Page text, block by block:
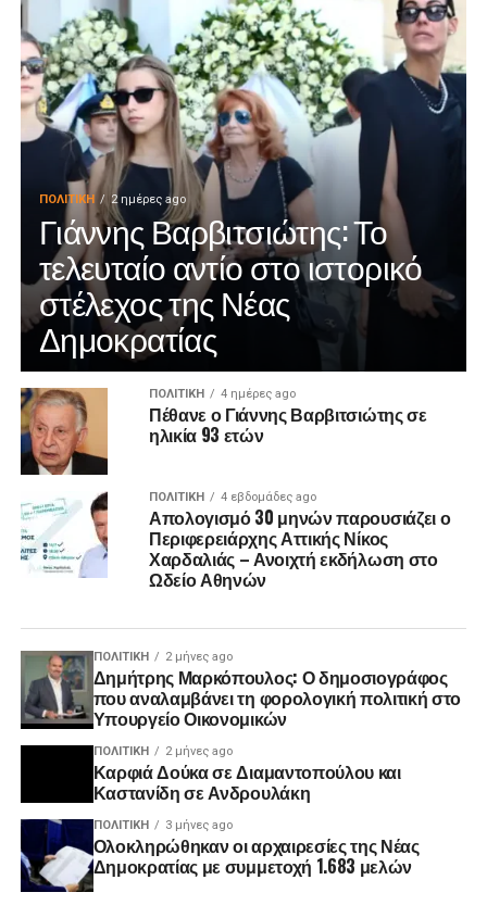
ΠΟΛΙΤΙΚΉ 2 ημέρες ago
Γιάννης Βαρβιτσιώτης: Το
τελευταίο αντίο στο ιστορικό
στέλεχος της Νέας
Δημοκρατίας
ΠΟΛΙΤΙΚΉ 4 ημέρες ago
Πέθανε ο Γιάννης Βαρβιτσιώτης σε
ηλικία 93 ετών
ΠΟΛΙΤΙΚΉ 4 εβδομάδες ago
Απολογισμό 30 μηνών παρουσιάζει ο
Περιφερειάρχης Αττικής Νίκος
Χαρδαλιάς – Ανοιχτή εκδήλωση στο
Ωδείο Αθηνών
ΠΟΛΙΤΙΚΉ 2 μήνες ago
Δημήτρης Μαρκόπουλος: Ο δημοσιογράφος
που αναλαμβάνει τη φορολογική πολιτική στο
Υπουργείο Οικονομικών
ΠΟΛΙΤΙΚΉ 2 μήνες ago
Καρφιά Δούκα σε Διαμαντοπούλου και
Καστανίδη σε Ανδρουλάκη
ΠΟΛΙΤΙΚΉ 3 μήνες ago
Ολοκληρώθηκαν οι αρχαιρεσίες της Νέας
Δημοκρατίας με συμμετοχή 1.683 μελών